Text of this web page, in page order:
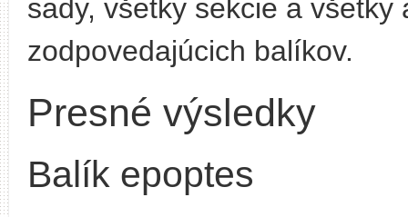
sady, všetky sekcie a
zodpovedajúcich balíkov.
Presné výsledky
Balík epoptes